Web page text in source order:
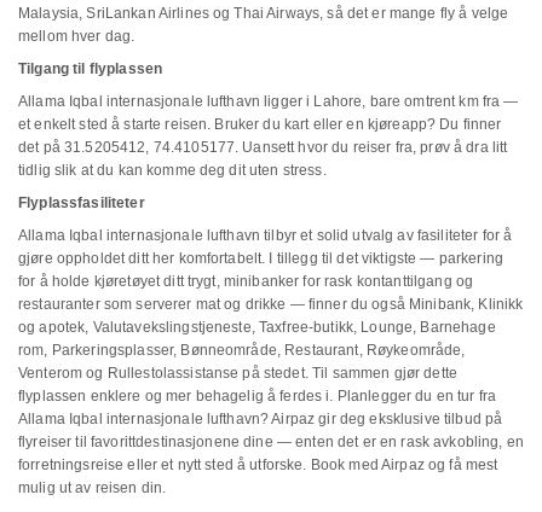
Malaysia, SriLankan Airlines og Thai Airways, så det er mange fly å velge
mellom hver dag.
Tilgang til flyplassen
Allama Iqbal internasjonale lufthavn ligger i Lahore, bare omtrent km fra —
et enkelt sted å starte reisen. Bruker du kart eller en kjøreapp? Du finner
det på 31.5205412, 74.4105177. Uansett hvor du reiser fra, prøv å dra litt
tidlig slik at du kan komme deg dit uten stress.
Flyplassfasiliteter
Allama Iqbal internasjonale lufthavn tilbyr et solid utvalg av fasiliteter for å
gjøre oppholdet ditt her komfortabelt. I tillegg til det viktigste — parkering
for å holde kjøretøyet ditt trygt, minibanker for rask kontanttilgang og
restauranter som serverer mat og drikke — finner du også Minibank, Klinikk
og apotek, Valutavekslingstjeneste, Taxfree-butikk, Lounge, Barnehage
rom, Parkeringsplasser, Bønneområde, Restaurant, Røykeområde,
Venterom og Rullestolassistanse på stedet. Til sammen gjør dette
flyplassen enklere og mer behagelig å ferdes i. Planlegger du en tur fra
Allama Iqbal internasjonale lufthavn? Airpaz gir deg eksklusive tilbud på
flyreiser til favorittdestinasjonene dine — enten det er en rask avkobling, en
forretningsreise eller et nytt sted å utforske. Book med Airpaz og få mest
mulig ut av reisen din.